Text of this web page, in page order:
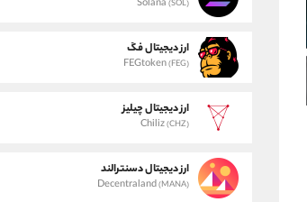
Solana (SOL)
ارز دیجیتال فگ
FEGtoken(FEG)
ارز دیجیتال چیلیز
Chiliz(CHZ)
ارز دیجیتال دسنترالند
Decentraland(MANA)